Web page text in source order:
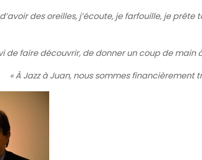
d’avoir des oreilles, j’écoute, je farfouille, je
de faire découvrir, de donner un coup de main
« À Jazz à Juan, nous sommes financièrement